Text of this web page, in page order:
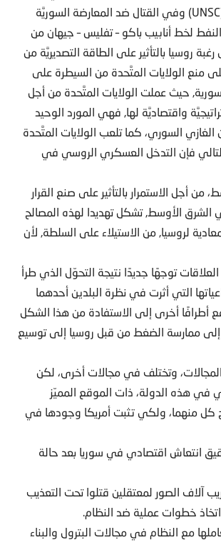
والعسكري لبشار الأسد على التوالي في مجلس الأمن التابع للأمم المتحدة (UNSC) وفي القتال ضد المعارضة السوريَّة
لخط أنابيب باكو – تفليس – جيهان من
روسيا بالتأثير على الطاقة التصديريَّة من
منع الولايات المتَّحدة من السيطرة على
حيث عملت الولايات المتَّحدة من أجل
واقتصاديَّة لها, فهي المورد الوحيد
الغازي السوري، كما تلعب الولايات المتَّحدة
فإن التدخل العسكري الروسي في
أجل الاستمرار بالتأثير على صنع القرار
الأوسط, تشكل تهديدا لهذه المصالح
لروسيا, من الاستيلاء على السلطة, لأن
توجهًا جديدًا نتيجة التحوّل الذي طرأ
التي أثرت في نظرة البلدين أحدهما
أطرافًا أخرى إلى الاستفادة من هذا الشكل
إلى ممارسة الضغط من قبل روسيا إلى توسيع
وتختلف في مجالات أخرى، لكن
في هذه الدولة، ذات الموقع المميّز
كل منهما، ولكي تثبت أمريكا وجودها في
انتعاش اقتصادي في سوريا بعد حالة
الصور لمعتقلين قتلوا تحت التعذيب
خطوات عملية ضد النظام.
مع النظام في مجالات البترول والبناء